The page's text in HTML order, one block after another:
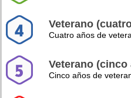
Veterano
Cuatro años de
Veterano (cinco
Cinco años de